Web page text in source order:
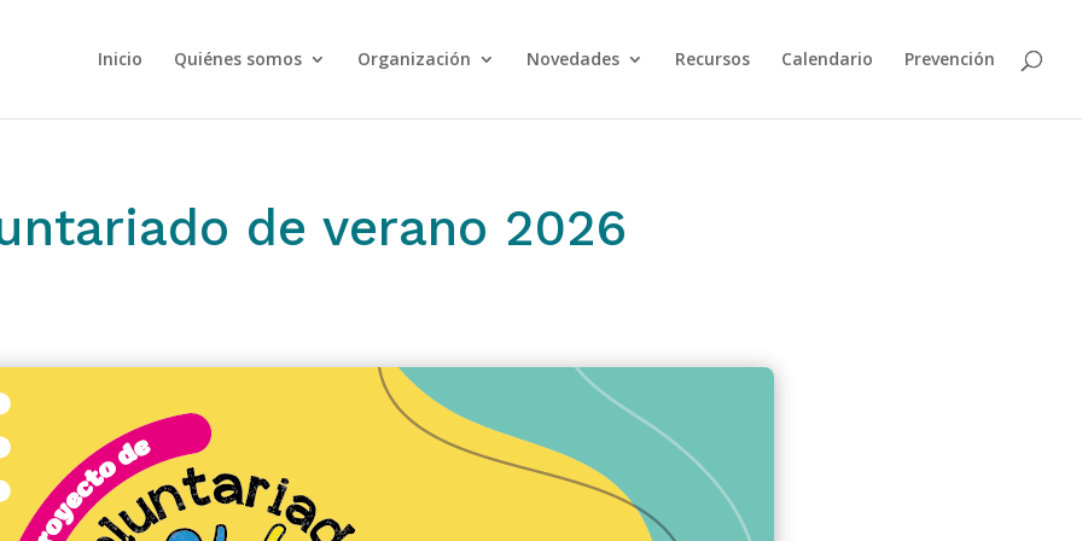
Inicio Quiénes somos Organización Novedades Recursos Calendario Prevención
de verano 2026